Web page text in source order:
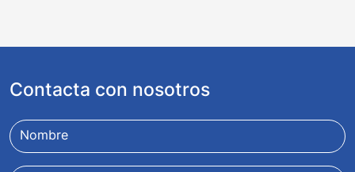
Contacta con nosotros
Nombre